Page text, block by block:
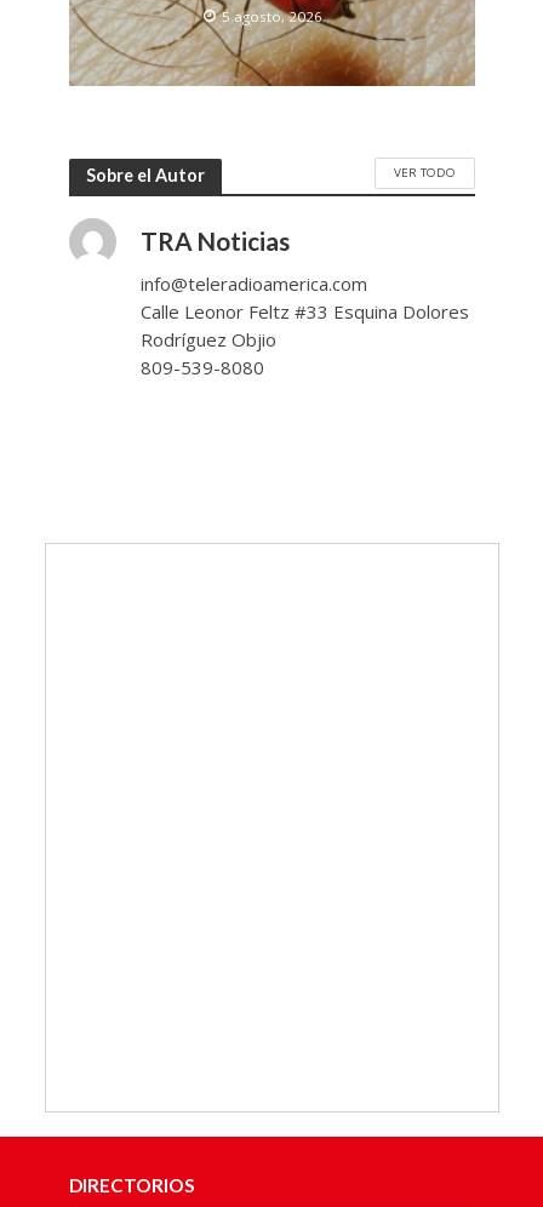
5 agosto, 2026
Sobre el Autor VER TODO
TRA Noticias
info@teleradioamerica.com
Calle Leonor Feltz #33 Esquina Dolores
Rodríguez Objio
809-539-8080
DIRECTORIOS